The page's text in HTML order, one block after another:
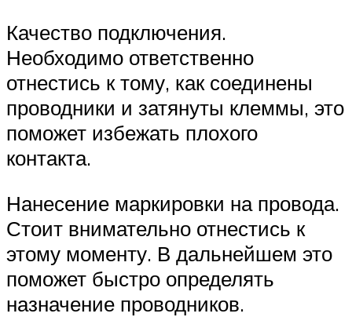
Качество подключения.
Необходимо ответственно
отнестись к тому, как соединены
проводники и затянуты клеммы, это
поможет избежать плохого
контакта.
Нанесение маркировки на провода.
Стоит внимательно отнестись к
этому моменту. В дальнейшем это
поможет быстро определять
назначение проводников.